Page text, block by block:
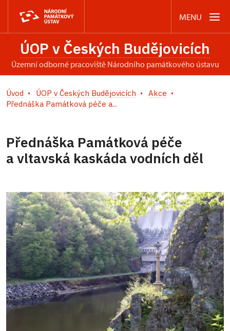
MENU
ÚOP v Českých Budějovicích
územní odborné pracoviště Národního památkového ústavu
Úvod ÚOP v Českých Budějovicích
Akce
Přednáška Památková péče a...
Přednáška Památková péče
a vltavská kaskáda vodních děl